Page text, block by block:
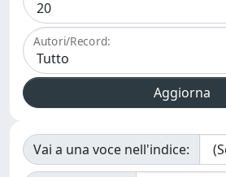
Autori/Record:
Vai a una voce nell'indice: